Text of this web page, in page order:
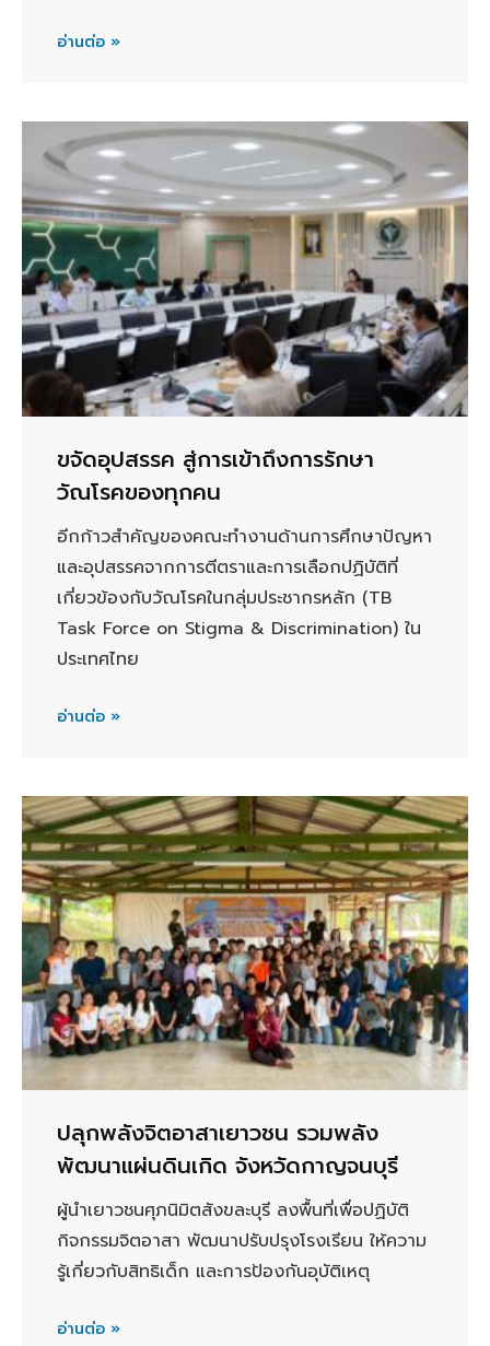
อ่านต่อ »
ขจัดอุปสรรค สู่การเข้าถึงการรักษา
วัณโรคของทุกคน
อีกก้าวสำคัญของคณะทำงานด้านการศึกษาปัญหา
และอุปสรรคจากการตีตราและการเลือกปฏิบัติที่
เกี่ยวข้องกับวัณโรคในกลุ่มประชากรหลัก (TB
Task Force on Stigma & Discrimination) ใน
ประเทศไทย
อ่านต่อ »
ปลุกพลังจิตอาสาเยาวชน รวมพลัง
พัฒนาแผ่นดินเกิด จังหวัดกาญจนบุรี
ผู้นำเยาวชนศุภนิมิตสังขละบุรี ลงพื้นที่เพื่อปฏิบัติ
กิจกรรมจิตอาสา พัฒนาปรับปรุงโรงเรียน ให้ความ
รู้เกี่ยวกับสิทธิเด็ก และการป้องกันอุบัติเหตุ
อ่านต่อ »